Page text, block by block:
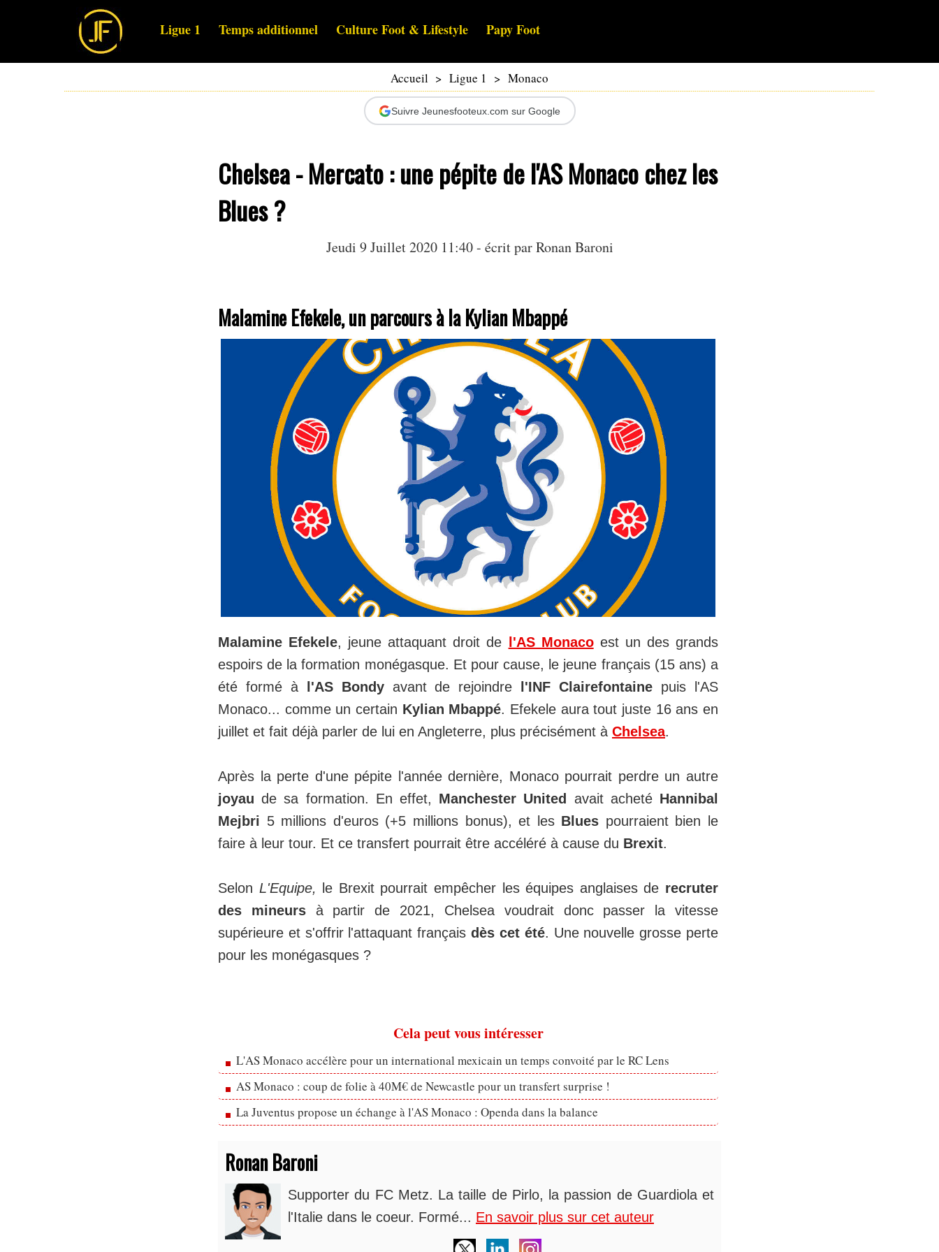
Ligue 1 Temps additionnel Culture Foot & Lifestyle Papy Foot
Accueil > Ligue 1 > Monaco
Suivre Jeunesfooteux.com sur Google
Chelsea - Mercato : une pépite de l'AS Monaco chez les
Blues ?
Jeudi 9 Juillet 2020 11:40 - écrit parRonan Baroni
Malamine Efekele, un parcours à la Kylian Mbappé
Malamine Efekele, jeune attaquant droit de l'AS Monacoest un des grands
espoirs de la formation monégasque. Et pour cause, le jeune français (15 ans) a
été formé à
l'AS Bondyavant de rejoindre l'INF Clairefontaine puis l'AS
Monaco... comme un certain Kylian Mbappé. Efekele aura tout juste 16 ans en
juillet et fait déjà parler de lui en Angleterre, plus précisément à Chelsea.
Après la perte d'une pépite l'année dernière, Monaco pourrait perdre un autre
joyau de sa formation. En effet, Manchester United avait acheté Hannibal
Mejbri 5 millions d'euros (+5 millions bonus), et les Blues pourraient bien le
faire à leur tour. Et ce transfert pourrait être accéléré à cause du Brexit.
Selon L'Equipe, le Brexit pourrait empêcher les équipes anglaises de recruter
des mineursà partir de 2021, Chelsea voudrait donc passer la vitesse
supérieure et s'offrir l'attaquant françaisdès cet été. Une nouvelle grosse perte
pour les monégasques ?
Cela peut vous intéresser
L'AS Monaco accélère pour un international mexicain un temps convoité par le RC Lens
AS Monaco : coup de folie à 40M€ de Newcastle pour un transfert surprise !
La Juventus propose un échange à l'AS Monaco : Openda dans la balance
Ronan Baroni
Supporter du FC Metz. La taille de Pirlo, la passion de Guardiola et
l'Italie dans le coeur. Formé... En savoir plus sur cet auteur